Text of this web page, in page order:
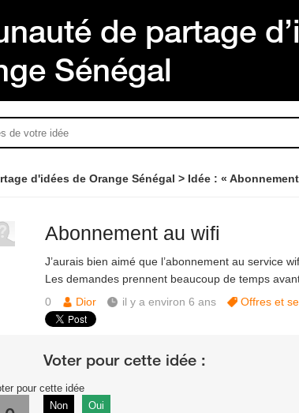
de partage
Sénégal
d'idées de Orange Sénégal Idée : «
Abonnement au wifi
J’aurais bien aimé que l’abonnement au service
Les demandes prennent beaucoup de temps
0
Dior il y a environ 6 ans Offres et
pour cette idée
Non Oui